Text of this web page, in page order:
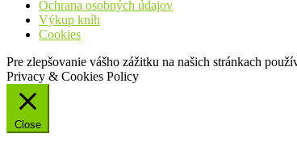
Ochrana osobných údajov
Výkup kníh
Cookies
Pre zlepšovanie vášho zážitku na našich stránkach
Privacy & Cookies Policy
Close